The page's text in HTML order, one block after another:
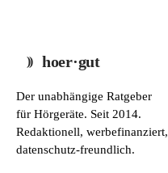
hoer·gut
Der unabhängige Ratgeber
für Hörgeräte. Seit 2014.
Redaktionell, werbefinanziert,
datenschutz-freundlich.